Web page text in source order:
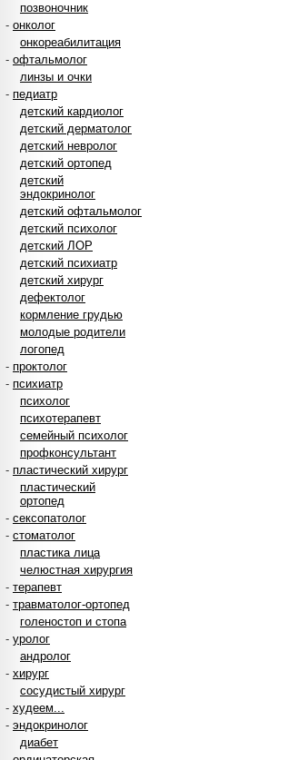
позвоночник
- онколог
онкореабилитация
- офтальмолог
линзы и очки
- педиатр
детский кардиолог
детский дерматолог
детский невролог
детский ортопед
детский
эндокринолог
детский офтальмолог
детский психолог
детский ЛОР
детский психиатр
детский хирург
дефектолог
кормление грудью
молодые родители
логопед
- проктолог
- психиатр
психолог
психотерапевт
семейный психолог
профконсультант
- пластический хирург
пластический
ортопед
- сексопатолог
- стоматолог
пластика лица
челюстная хирургия
- терапевт
- травматолог-ортопед
голеностоп и стопа
- уролог
андролог
- хирург
сосудистый хирург
- худеем...
- эндокринолог
диабет